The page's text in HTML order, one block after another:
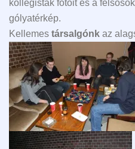
kollégisták fotóit és a
gólyatérkép.
Kellemes társalgónk az